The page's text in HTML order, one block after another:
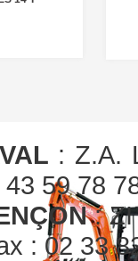
: Z.A.
59 78
: ZI
: 02 33